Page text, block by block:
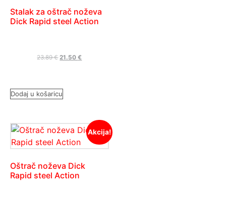
Stalak za oštrač noževa
Dick Rapid steel Action
23.89€ 21.50€
Dodaj u košaricu
Akcija!
Oštrač noževa Dick
Rapid steel Action